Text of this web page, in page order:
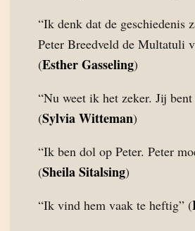
“Ik denk dat de geschiedenis
Peter Breedveld de Multatuli
(Esther Gasseling)
“Nu weet ik het zeker. Jij
(Sylvia Witteman)
“Ik ben dol op Peter. Peter
(Sheila Sitalsing)
“Ik vind hem vaak te heftig” (